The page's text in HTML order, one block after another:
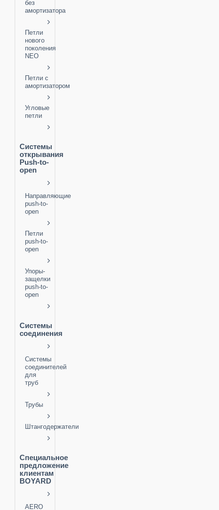
без
амортизатора
Петли
нового
поколения
NEO
Петли с
амортизатором
Угловые
петли
Системы
открывания
Push-to-
open
Направляющие
push-to-
open
Петли
push-to-
open
Упоры-
защелки
push-to-
open
Системы
соединения
Системы
соединителей
для
труб
Трубы
Штангодержатели
Специальное
предложение
клиентам
BOYARD
AERO